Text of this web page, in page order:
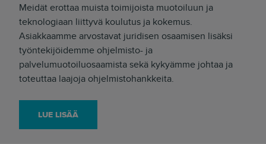
Meidät erottaa muista toimijoista muotoiluun ja
teknologiaan liittyvä koulutus ja kokemus.
Asiakkaamme arvostavat juridisen osaamisen lisäksi
työntekijöidemme ohjelmisto- ja
palvelumuotoiluosaamista sekä kykyämme johtaa ja
toteuttaa laajoja ohjelmistohankkeita.
LUE LISÄÄ